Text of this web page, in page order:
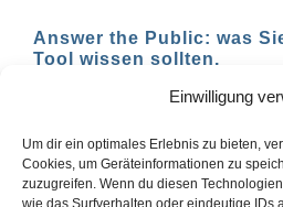
Einwilligung
Um dir ein optimales Erlebnis zu bieten,
Cookies, um Geräteinformationen zu
zuzugreifen. Wenn du diesen
wie das Surfverhalten oder eindeutige IDs
Answer the Public: was
Tool wissen sollten.
AI-basierte Tools für den